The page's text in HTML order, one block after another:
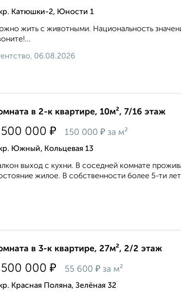
Катюшки-2, Юности 1
жить с животными. Национальность
06.08.2026
в 2-к квартире, 10м², 7/16 этаж
500 000 ₽ 150 000 ₽ за м²
Южный, Кольцевая 13
выход с кухни. В соседней комнате
жилое. В собственности более 5-ти
в 3-к квартире, 27м², 2/2 этаж
500 000 ₽ 55 600 ₽ за м²
Красная Поляна, Зелёная 32